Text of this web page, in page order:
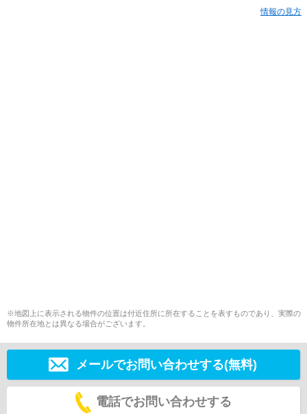
情報の見方
※地図上に表示される物件の位置は付近住所に所在することを表すものであり、実際の
物件所在地とは異なる場合がございます。
メールでお問い合わせする(無料)
電話でお問い合わせする